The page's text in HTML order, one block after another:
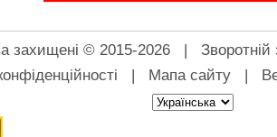
захищені © 2015-2026 | Зворотній
| Мапа сайту|